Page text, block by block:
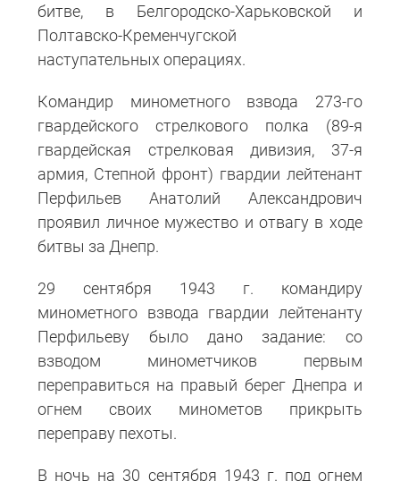
битве, в Белгородско-Харьковской и
Полтавско-Кременчугской
наступательных операциях.
Командир минометного взвода 273-го
гвардейского стрелкового полка (89-я
гвардейская стрелковая дивизия, 37-я
армия, Степной фронт) гвардии лейтенант
Перфильев Анатолий Александрович
проявил личное мужество и отвагу в ходе
битвы за Днепр.
29 сентября 1943 г. командиру
минометного взвода гвардии лейтенанту
Перфильеву было дано задание: со
взводом минометчиков первым
переправиться на правый берег Днепра и
огнем своих минометов прикрыть
переправу пехоты.
В ночь на 30 сентября 1943 г. под огнем